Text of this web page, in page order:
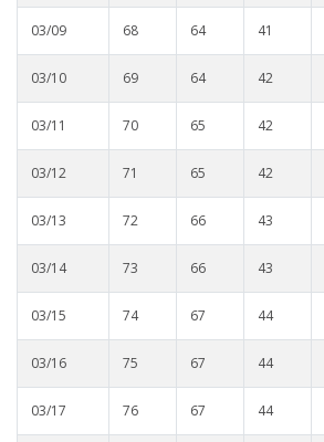
03/09 68 64 41
03/10 69 64 42
03/11 70 65 42
03/12 71 65 42
03/13 72 66 43
03/14 73 66 43
03/15 74 67 44
03/16 75 67 44
03/17 76 67 44